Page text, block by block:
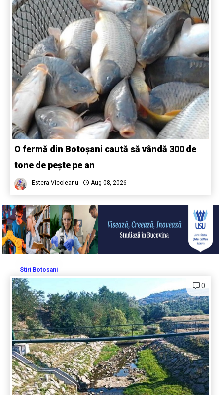
O fermă din Botoșani caută să vândă 300 de
tone de pește pe an
Estera Vicoleanu Aug 08, 2026
Stiri Botosani
0